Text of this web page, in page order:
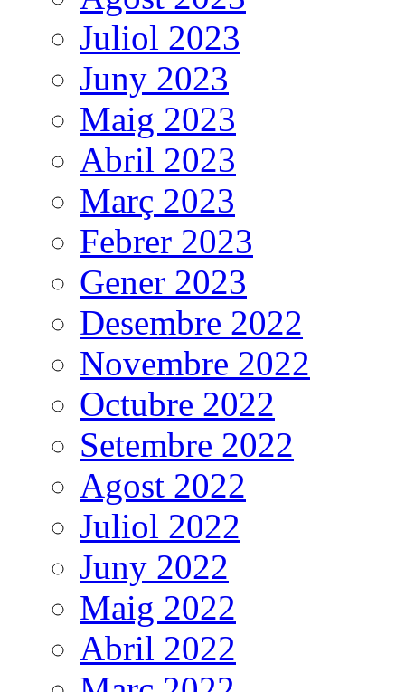
Juliol 2023
Juny 2023
Maig 2023
Abril 2023
Març 2023
Febrer 2023
Gener 2023
Desembre 2022
Novembre 2022
Octubre 2022
Setembre 2022
Agost 2022
Juliol 2022
Juny 2022
Maig 2022
Abril 2022